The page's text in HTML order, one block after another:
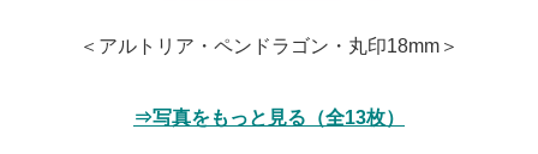
＜アルトリア・ペンドラゴン・丸印18mm＞
⇒写真をもっと見る（全13枚）